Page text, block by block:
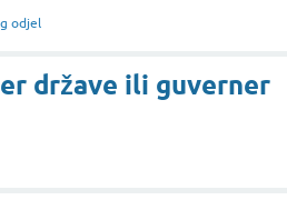
odjel
države ili guverner